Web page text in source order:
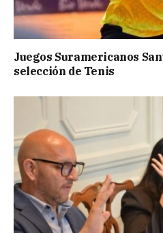
Juegos Suramericanos
selección de Tenis